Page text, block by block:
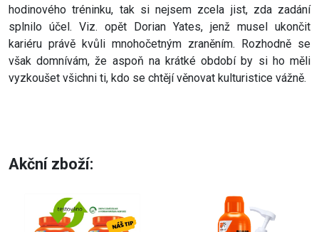
hodinového tréninku, tak si nejsem zcela jist, zda zadání
splnilo účel. Viz. opět Dorian Yates, jenž musel ukončit
kariéru právě kvůli mnohočetným zraněním. Rozhodně se
však domnívám, že aspoň na krátké období by si ho měli
vyzkoušet všichni ti, kdo se chtějí věnovat kulturistice vážně.
Akční zboží: